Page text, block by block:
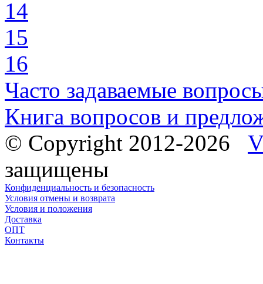
14
15
16
Часто задаваемые
Книга вопросов и
© Copyright 2012-2026
защищены
Конфиденциальность и безопасность
Условия отмены и возврата
Условия и положения
Доставка
ОПТ
Контакты